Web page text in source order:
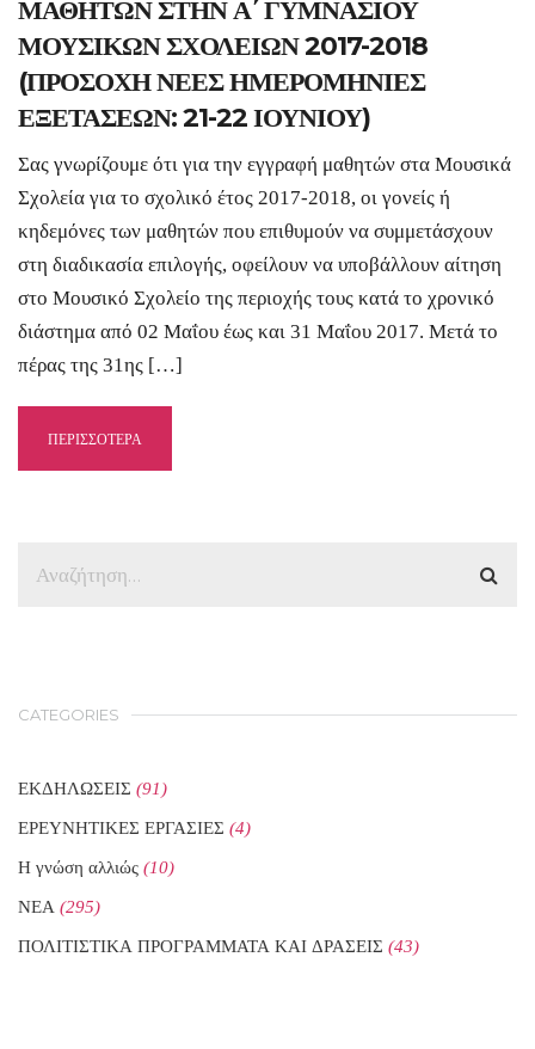
ΜΑΘΗΤΩΝ ΣΤΗΝ Α΄ ΓΥΜΝΑΣΙΟΥ
ΜΟΥΣΙΚΩΝ ΣΧΟΛΕΙΩΝ 2017-2018
(ΠΡΟΣΟΧΗ ΝΕΕΣ ΗΜΕΡΟΜΗΝΙΕΣ
ΕΞΕΤΑΣΕΩΝ: 21-22 ΙΟΥΝΙΟΥ)
Σας γνωρίζουμε ότι για την εγγραφή μαθητών στα Μουσικά
Σχολεία για το σχολικό έτος 2017-2018, οι γονείς ή
κηδεμόνες των μαθητών που επιθυμούν να συμμετάσχουν
στη διαδικασία επιλογής, οφείλουν να υποβάλλουν αίτηση
στο Μουσικό Σχολείο της περιοχής τους κατά το χρονικό
διάστημα από 02 Μαΐου έως και 31 Μαΐου 2017. Μετά το
πέρας της 31ης […]
ΠΕΡΙΣΣΟΤΕΡΑ
CATEGORIES
ΕΚΔΗΛΩΣΕΙΣ (91)
ΕΡΕΥΝΗΤΙΚΕΣ ΕΡΓΑΣΙΕΣ (4)
Η γνώση αλλιώς (10)
ΝΕΑ (295)
ΠΟΛΙΤΙΣΤΙΚΑ ΠΡΟΓΡΑΜΜΑΤΑ ΚΑΙ ΔΡΑΣΕΙΣ (43)